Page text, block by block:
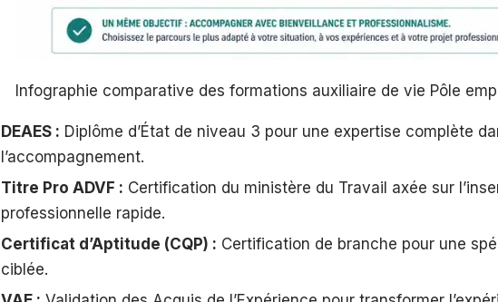
Infographie comparative des formations auxiliaire de vie Pôle
DEAES : Diplôme d’État de niveau 3 pour une expertise complète
l’accompagnement.
Titre Pro ADVF : Certification du ministère du Travail axée sur
professionnelle rapide.
Certificat d’Aptitude (CQP) : Certification de branche pour une
ciblée.